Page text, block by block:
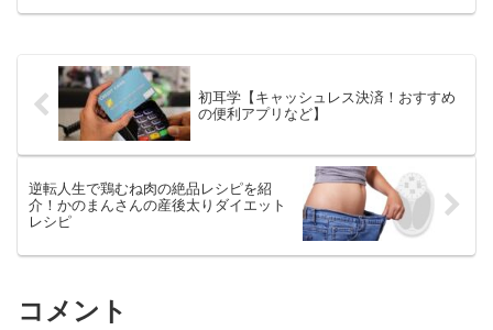
初耳学【キャッシュレス決済！おすすめ
の便利アプリなど】
逆転人生で鶏むね肉の絶品レシピを紹
介！かのまんさんの産後太りダイエット
レシピ
コメント